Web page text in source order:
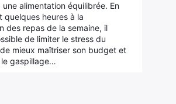
une alimentation équilibrée. En
quelques heures à la
des repas de la semaine, il
de limiter le stress du
mieux maîtriser son budget et
gaspillage…